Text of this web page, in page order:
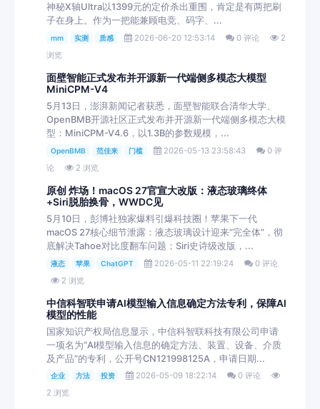
神秘X轴Ultra以1399元的定价杀出重围，肯定是有两把刷
子在身上。作为一把能兼顾电竞、码字、...
mm 实测 质感 2026-06-20 12:53:14 0 评论
2
浏览
面壁智能正式发布并开源新一代端侧多模态大模型
MiniCPM-V4
5月13日，澎湃新闻记者获悉，面壁智能联合清华大学、
OpenBMB开源社区正式发布并开源新一代端侧多模态大模
型：MiniCPM-V4.6，以1.3B的参数规模，...
OpenBMB 范佳来 门槛 2026-05-13 23:58:43
0 评
论
2 浏览
原创 炸场！macOS 27官宣大改版：液态玻璃终体
+Siri脱胎换骨，WWDC见
5月10日，彭博社独家爆料引爆科技圈！苹果下一代
macOS 27核心细节泄露：液态玻璃设计迎来“完全体”，彻
底解决Tahoe对比度翻车问题；Siri史诗级改版，...
液态 苹果 ChatGPT 2026-05-11 22:19:24
0 评论
2 浏览
中信科智联申请AI模型输入信息确定方法专利，保障AI
模型的性能
国家知识产权局信息显示，中信科智联科技有限公司申请
一项名为“AI模型输入信息的确定方法、装置、设备、介质
及产品”的专利，公开号CN121998125A，申请日期...
企业 方法 投资 2026-05-09 18:22:14
0 评论
2 浏览